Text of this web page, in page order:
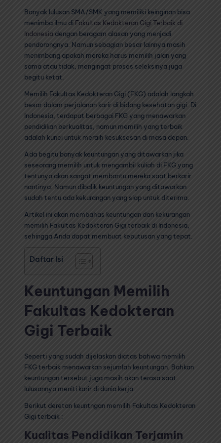
Banyak lulusan SMA/SMK yang memiliki keinginan bisa
menimba ilmu di Fakultas Kedokteran Gigi Terbaik di
Indonesia dengan beragam alasan yang menjadi
pendorongnya. Namun sebagian besar lainnya masih
menimbang apakah mereka harus memilih jalan yang
sama atau tidak, mengingat proses seleksinya juga
begitu ketat.
Memilih Fakultas Kedokteran Gigi (FKG) adalah langkah
besar dalam perjalanan karir di bidang kesehatan gigi. Di
Indonesia, terdapat berbagai FKG yang menawarkan
pendidikan berkualitas, namun memilih yang terbaik
adalah kunci untuk meraih kesuksesan di masa depan.
Ada begitu banyak keuntungan yang ditawarkan jika
seseorang memilih untuk mengambil kuliah di FKG yang
tentunya akan sangat membantu mereka saat berkarir
nantinya. Namun dibalik keuntungan yang ditawarkan
sudah tentu ada kekurangan yang siap untuk diterima.
Artikel ini akan membahas keuntungan dan kekurangan
memilih Fakultas Kedokteran Gigi terbaik di Indonesia,
sehingga Anda dapat membuat keputusan yang tepat.
Daftar Isi
Keuntungan Memilih
Fakultas Kedokteran
Gigi Terbaik
Seperti yang sudah dijelaskan diatas bahwa memilih
FKG terbaik menawarkan sejumlah keuntungan. Bahkan
keuntungan tersebut juga masih akan terasa saat
lulusannya meniti karir di dunia kerja.
Berikut deretan keuntngan memilih Fakultas Kedokteran
Gigi terbaik :
Kualitas Pendidikan Terjamin